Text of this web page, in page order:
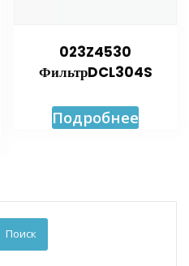
023Z4530
ФильтрDCL304S
Подробнее
Поиск